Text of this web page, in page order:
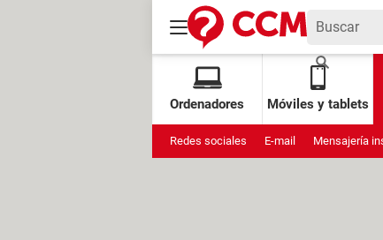
Ordenadores Móviles y tablets
Redes sociales E-mail Mensajería